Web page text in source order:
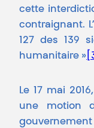
cette
contraignant.
127 des 139
humanitaire »
Le 17 mai
une motion
gouvernement